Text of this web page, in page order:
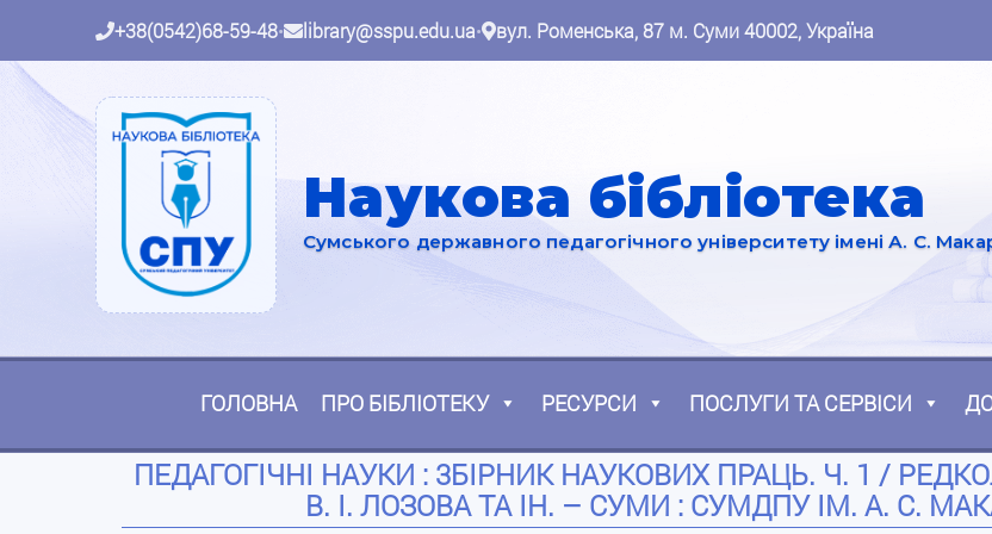
+38(0542)68-59-48• library@sspu.edu.ua• вул. Роменська, 87 м. Суми 40002, Україна
Наукова бібліотека
Сумського державного педагогічного університету імені А. С.
ГОЛОВНА ПРО БІБЛІОТЕКУ РЕСУРСИ ПОСЛУГИ ТА СЕРВІСИ
ПЕДАГОГІЧНІ НАУКИ : 3БІРНИК НАУКОВИХ ПРАЦЬ. Ч. 1 /
В. І. ЛОЗОВА ТА ІН. – СУМИ : СУМДПУ ІМ. А. С.